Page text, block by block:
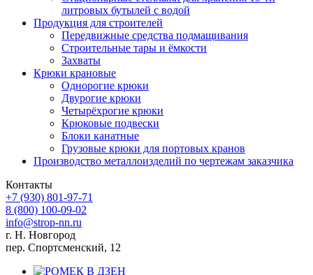
литровых бутылей с водой
Продукция для строителей
Передвижные средства подмащивания
Строительные тары и ёмкости
Захваты
Крюки крановые
Однорогие крюки
Двурогие крюки
Четырёхрогие крюки
Крюковые подвески
Блоки канатные
Грузовые крюки для портовых кранов
Производство металлоизделий по чертежам заказчика
Контакты
+7 (930) 801-97-71
8 (800) 100-09-02
info@strop-nn.ru
г. Н. Новгород
пер. Спортсменский, 12